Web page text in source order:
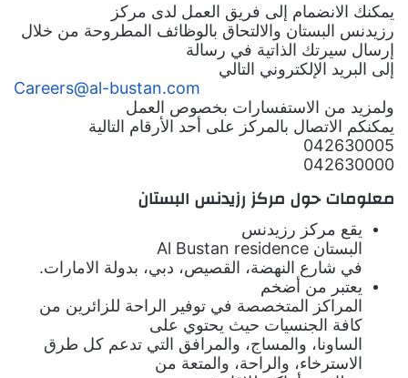
يمكنك الانضمام إلى فريق العمل لدى مركز
رزيدنس البستان والالتحاق بالوظائف المطروحة من خلال
إرسال سيرتك الذاتية في رسالة
إلى البريد الإلكتروني التالي
Careers@al-bustan.com
ولمزيد من الاستفسارات بخصوص العمل
يمكنكم الاتصال بالمركز على أحد الأرقام التالية
042630005
042630000
معلومات حول مركز رزيدنس البستان
يقع مركز رزيدنس
البستان Al Bustan residence
في شارع النهضة، القصيص، دبي، بدولة الامارات.
يعتبر من أضخم
المراكز المتخصصة في توفير الراحة للزائرين من
كافة الجنسيات حيث يحتوي على
الساونا، والمساج، والمرافق التي تدعم كل طرق
الاسترخاء، والراحة، والمتعة من